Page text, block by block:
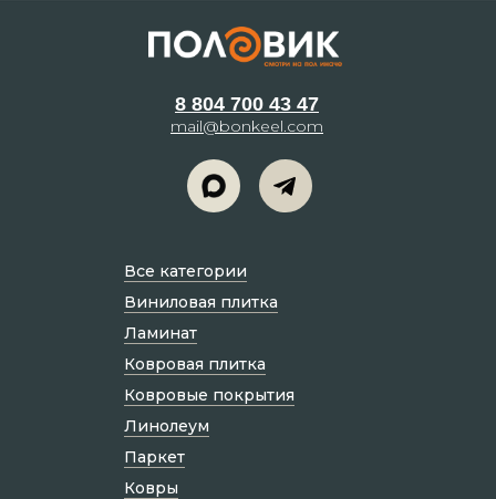
8 804 700 43 47
mail@bonkeel.com
Все категории
Виниловая плитка
Ламинат
Ковровая плитка
Ковровые покрытия
Линолеум
Паркет
Ковры